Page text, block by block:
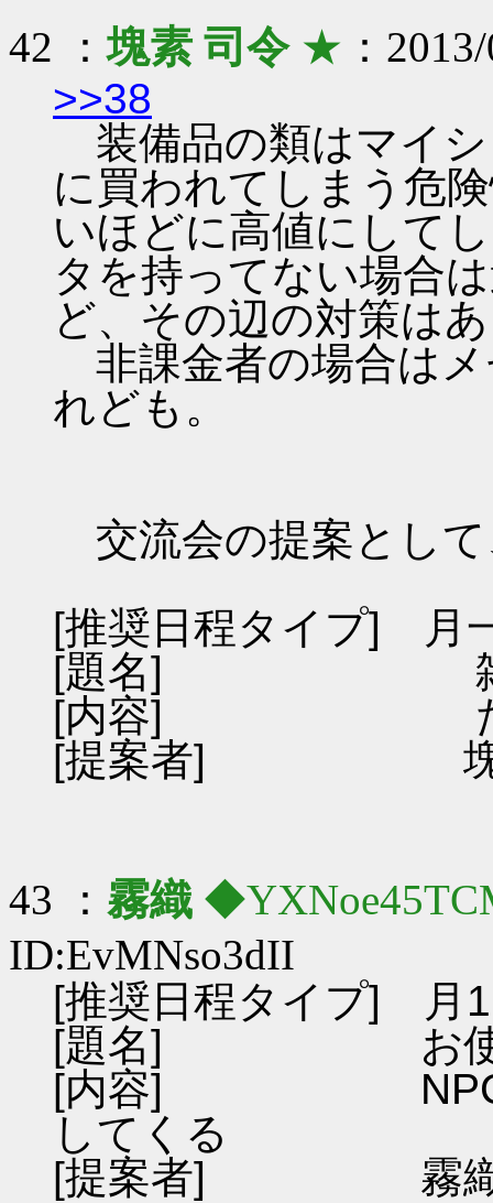
42 ：塊素 司令★ ：
>>38
装備品の類はマイ
に買われてしまう危
いほどに高値にして
タを持ってない場合
ど、その辺の対策は
非課金者の場合は
れども。
交流会の提案とし
[推奨日程タイプ] 月
[題名] 雑
[内容] ただし
[提案者] 塊
43 ： 霧織
ID:EvMNso3dII
[推奨日程タイプ] 月
[題名] お使い
[内容] NPCから
してくる
[提案者] 霧